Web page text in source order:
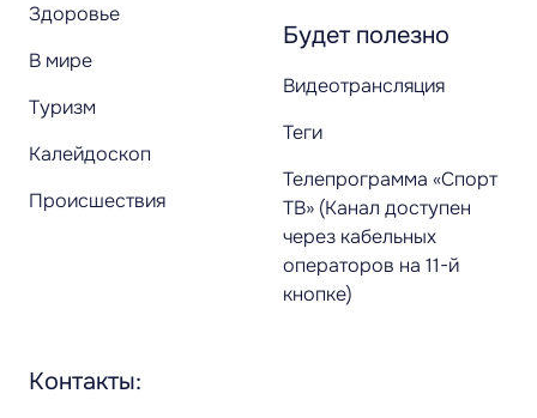
Здоровье
В мире
Туризм
Калейдоскоп
Происшествия
Будет полезно
Видеотрансляция
Теги
Телепрограмма «Спорт
ТВ» (Канал доступен
через кабельных
операторов на 11-й
кнопке)
Контакты: